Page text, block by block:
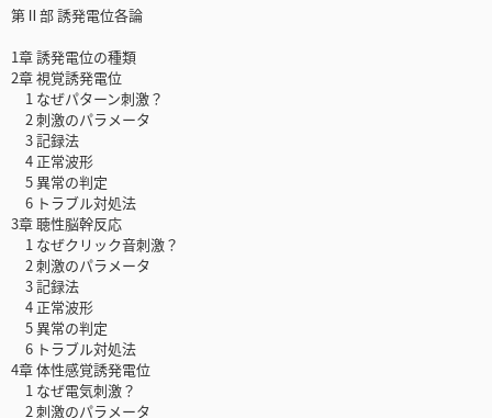
第Ⅱ部 誘発電位各論
1章 誘発電位の種類
2章 視覚誘発電位
1 なぜパターン刺激？
2 刺激のパラメータ
3 記録法
4 正常波形
5 異常の判定
6 トラブル対処法
3章 聴性脳幹反応
1 なぜクリック音刺激？
2 刺激のパラメータ
3 記録法
4 正常波形
5 異常の判定
6 トラブル対処法
4章 体性感覚誘発電位
1 なぜ電気刺激？
2 刺激のパラメータ